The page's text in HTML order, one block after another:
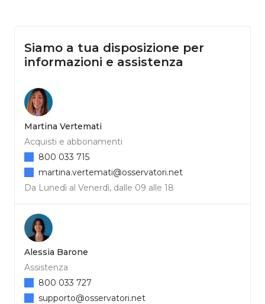
Siamo a tua disposizione per
informazioni e assistenza
Martina Vertemati
Acquisti e abbonamenti
Da Lunedì al Venerdì, dalle 09 alle 18
800 033 715
martina.vertemati@osservatori.net
Alessia Barone
Assistenza
800 033 727
supporto@osservatori.net